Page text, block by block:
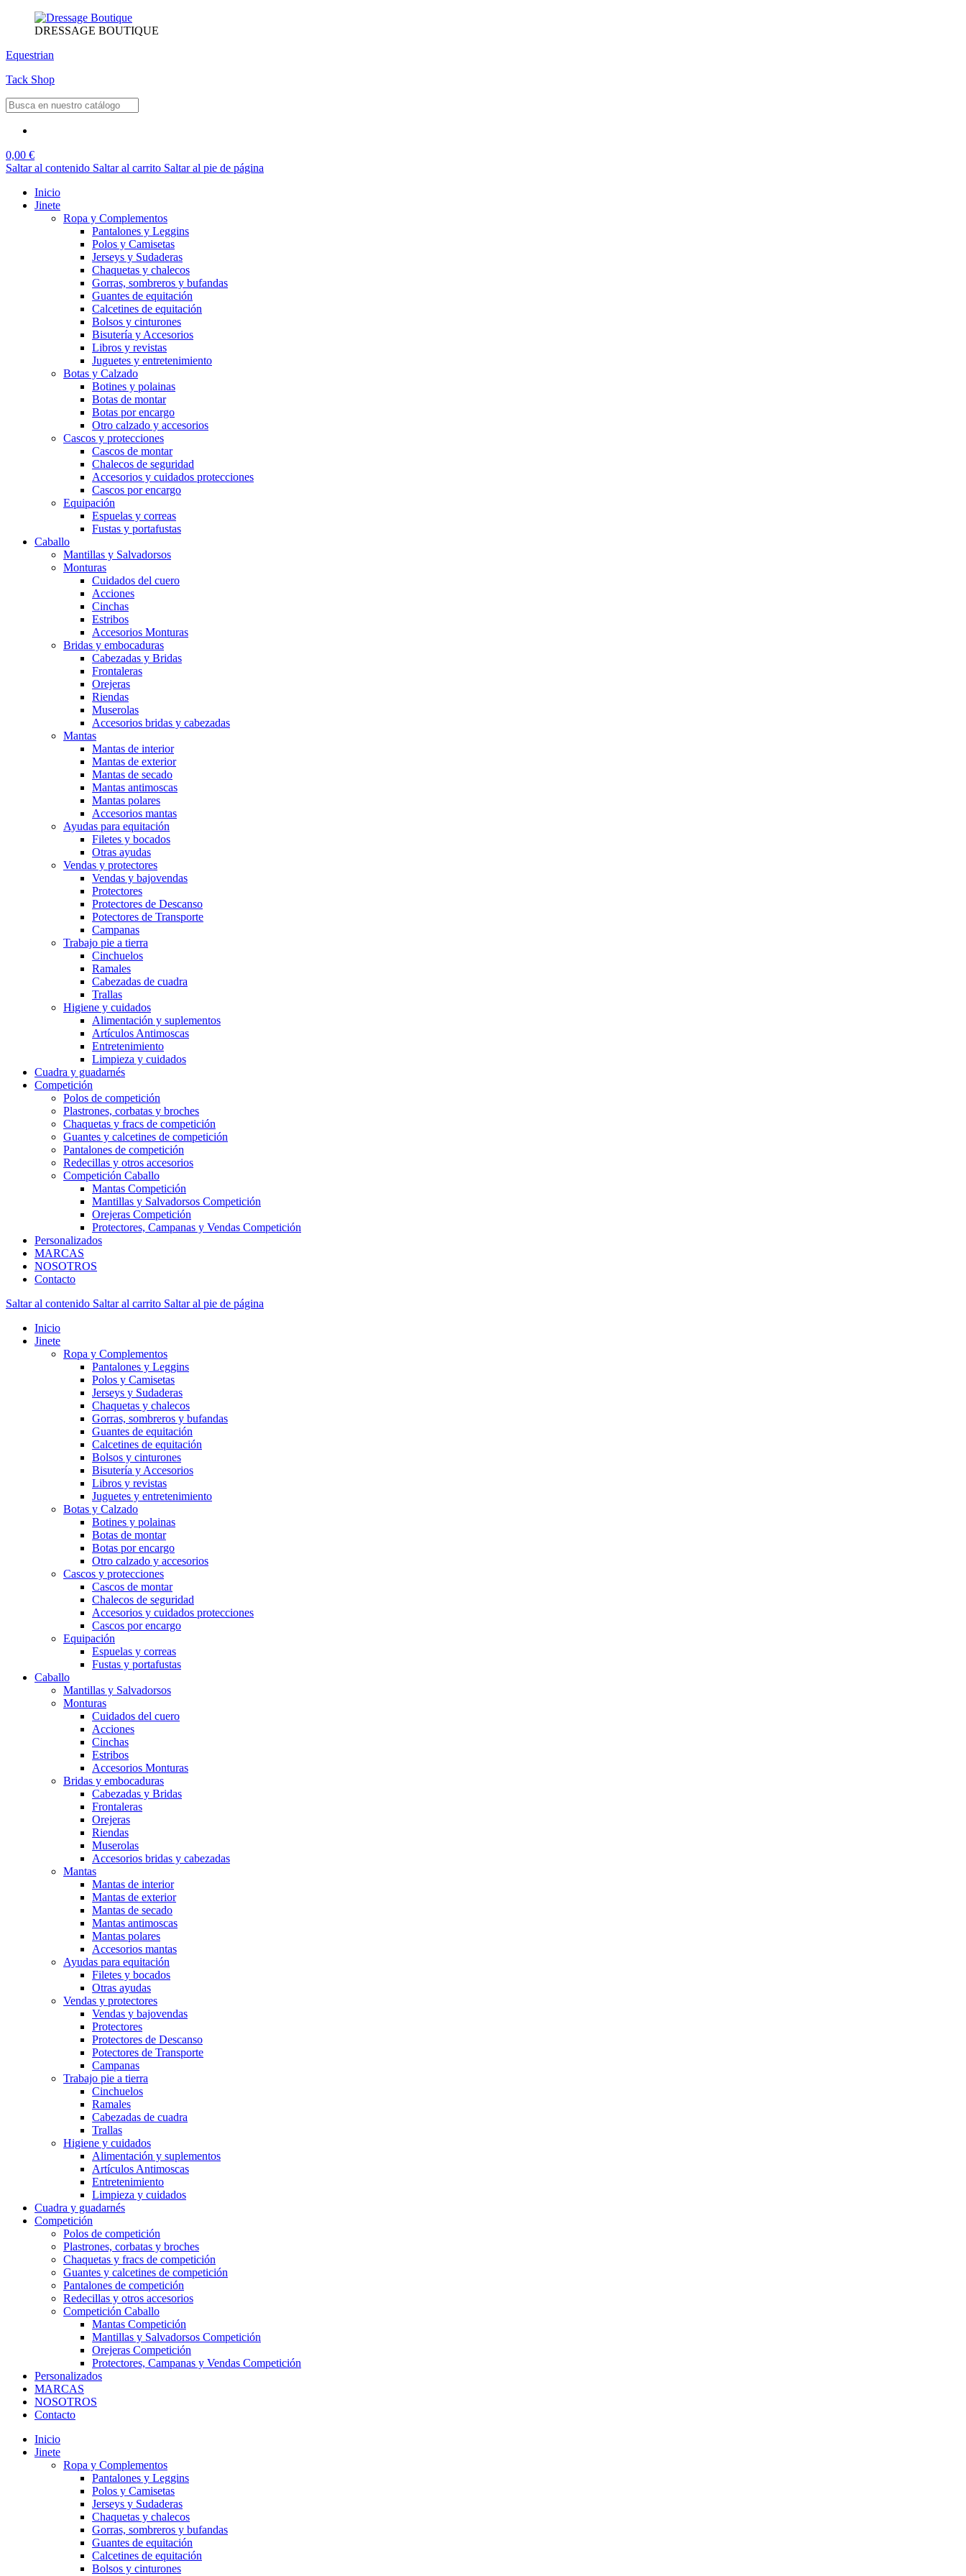
DRESSAGE BOUTIQUE
Equestrian
Tack Shop
0,00 €
Saltar al contenido Saltar al carrito Saltar al pie de página
Inicio
Jinete
Ropa y Complementos
Pantalones y Leggins
Polos y Camisetas
Jerseys y Sudaderas
Chaquetas y chalecos
Gorras, sombreros y bufandas
Guantes de equitación
Calcetines de equitación
Bolsos y cinturones
Bisutería y Accesorios
Libros y revistas
Juguetes y entretenimiento
Botas y Calzado
Botines y polainas
Botas de montar
Botas por encargo
Otro calzado y accesorios
Cascos y protecciones
Cascos de montar
Chalecos de seguridad
Accesorios y cuidados protecciones
Cascos por encargo
Equipación
Espuelas y correas
Fustas y portafustas
Caballo
Mantillas y Salvadorsos
Monturas
Cuidados del cuero
Acciones
Cinchas
Estribos
Accesorios Monturas
Bridas y embocaduras
Cabezadas y Bridas
Frontaleras
Orejeras
Riendas
Muserolas
Accesorios bridas y cabezadas
Mantas
Mantas de interior
Mantas de exterior
Mantas de secado
Mantas antimoscas
Mantas polares
Accesorios mantas
Ayudas para equitación
Filetes y bocados
Otras ayudas
Vendas y protectores
Vendas y bajovendas
Protectores
Protectores de Descanso
Potectores de Transporte
Campanas
Trabajo pie a tierra
Cinchuelos
Ramales
Cabezadas de cuadra
Trallas
Higiene y cuidados
Alimentación y suplementos
Artículos Antimoscas
Entretenimiento
Limpieza y cuidados
Cuadra y guadarnés
Competición
Polos de competición
Plastrones, corbatas y broches
Chaquetas y fracs de competición
Guantes y calcetines de competición
Pantalones de competición
Redecillas y otros accesorios
Competición Caballo
Mantas Competición
Mantillas y Salvadorsos Competición
Orejeras Competición
Protectores, Campanas y Vendas Competición
Personalizados
MARCAS
NOSOTROS
Contacto
Saltar al contenido Saltar al carrito Saltar al pie de página
Inicio
Jinete
Ropa y Complementos
Pantalones y Leggins
Polos y Camisetas
Jerseys y Sudaderas
Chaquetas y chalecos
Gorras, sombreros y bufandas
Guantes de equitación
Calcetines de equitación
Bolsos y cinturones
Bisutería y Accesorios
Libros y revistas
Juguetes y entretenimiento
Botas y Calzado
Botines y polainas
Botas de montar
Botas por encargo
Otro calzado y accesorios
Cascos y protecciones
Cascos de montar
Chalecos de seguridad
Accesorios y cuidados protecciones
Cascos por encargo
Equipación
Espuelas y correas
Fustas y portafustas
Caballo
Mantillas y Salvadorsos
Monturas
Cuidados del cuero
Acciones
Cinchas
Estribos
Accesorios Monturas
Bridas y embocaduras
Cabezadas y Bridas
Frontaleras
Orejeras
Riendas
Muserolas
Accesorios bridas y cabezadas
Mantas
Mantas de interior
Mantas de exterior
Mantas de secado
Mantas antimoscas
Mantas polares
Accesorios mantas
Ayudas para equitación
Filetes y bocados
Otras ayudas
Vendas y protectores
Vendas y bajovendas
Protectores
Protectores de Descanso
Potectores de Transporte
Campanas
Trabajo pie a tierra
Cinchuelos
Ramales
Cabezadas de cuadra
Trallas
Higiene y cuidados
Alimentación y suplementos
Artículos Antimoscas
Entretenimiento
Limpieza y cuidados
Cuadra y guadarnés
Competición
Polos de competición
Plastrones, corbatas y broches
Chaquetas y fracs de competición
Guantes y calcetines de competición
Pantalones de competición
Redecillas y otros accesorios
Competición Caballo
Mantas Competición
Mantillas y Salvadorsos Competición
Orejeras Competición
Protectores, Campanas y Vendas Competición
Personalizados
MARCAS
NOSOTROS
Contacto
Inicio
Jinete
Ropa y Complementos
Pantalones y Leggins
Polos y Camisetas
Jerseys y Sudaderas
Chaquetas y chalecos
Gorras, sombreros y bufandas
Guantes de equitación
Calcetines de equitación
Bolsos y cinturones